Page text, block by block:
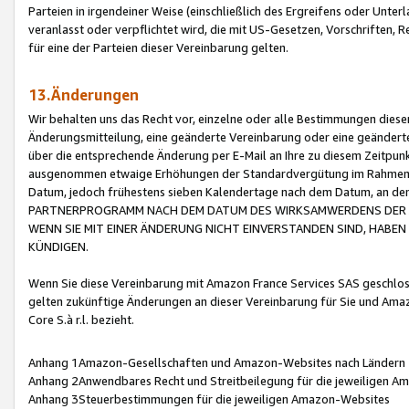
Parteien in irgendeiner Weise (einschließlich des Ergreifens oder
veranlasst oder verpflichtet wird, die mit US-Gesetzen, Vorschriften,
für eine der Parteien dieser Vereinbarung gelten.
13.Änderungen
Wir behalten uns das Recht vor, einzelne oder alle Bestimmungen
Änderungsmitteilung, eine geänderte Vereinbarung oder eine
über die entsprechende Änderung per E-Mail an Ihre zu diesem
ausgenommen etwaige Erhöhungen der Standardvergütung im
Datum, jedoch frühestens sieben Kalendertage nach dem Datum, an
PARTNERPROGRAMM NACH DEM DATUM DES WIRKSAMWERDENS
WENN SIE MIT EINER ÄNDERUNG NICHT EINVERSTANDEN SIND,
KÜNDIGEN.
Wenn Sie diese Vereinbarung mit Amazon France Services SAS
gelten zukünftige Änderungen an dieser Vereinbarung für Sie und
Core S.à r.l. bezieht.
Anhang 1Amazon-Gesellschaften und Amazon-Websites nach Ländern
Anhang 2Anwendbares Recht und Streitbeilegung für die jeweiligen
Anhang 3Steuerbestimmungen für die jeweiligen Amazon-Websites